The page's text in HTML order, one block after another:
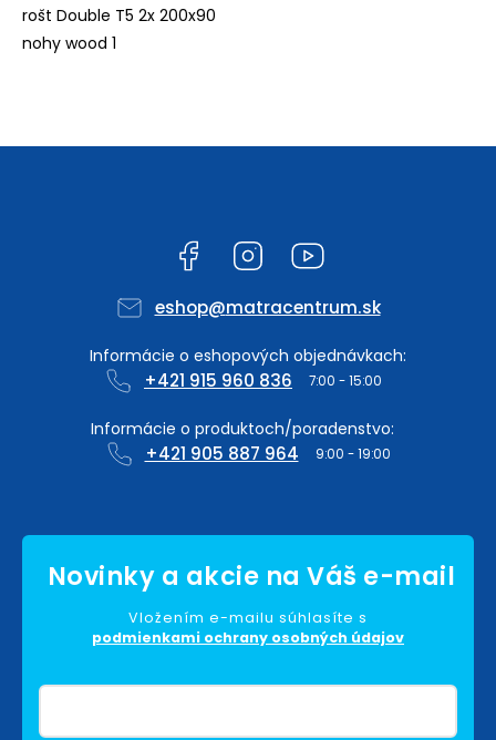
rošt Double T5 2x 200x90
nohy wood 1
Facebook Instagram
eshop@matracentrum.sk
+421 915 960 836
+421 905 887 964
Vložením e-mailu súhlasíte s
podmienkami ochrany osobných údajov